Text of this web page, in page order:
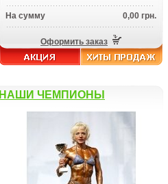
На сумму 0,00 грн.
Оформить заказ
НАШИ ЧЕМПИОНЫ